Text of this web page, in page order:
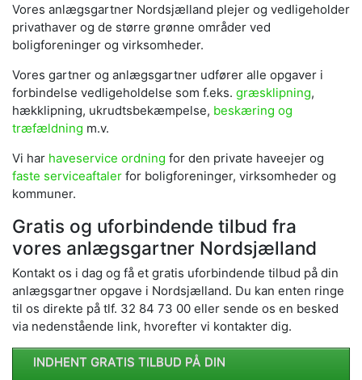
Vores anlægsgartner Nordsjælland plejer og vedligeholder
privathaver og de større grønne områder ved
boligforeninger og virksomheder.
Vores gartner og anlægsgartner udfører alle opgaver i
forbindelse vedligeholdelse som f.eks. græsklipning,
hækklipning, ukrudtsbekæmpelse, beskæring og
træfældning m.v.
Vi har haveservice ordning for den private haveejer og
faste serviceaftaler for boligforeninger, virksomheder og
kommuner.
Gratis og uforbindende tilbud fra
vores anlægsgartner Nordsjælland
Kontakt os i dag og få et gratis uforbindende tilbud på din
anlægsgartner opgave i Nordsjælland. Du kan enten ringe
til os direkte på tlf. 32 84 73 00 eller sende os en besked
via nedenstående link, hvorefter vi kontakter dig.
INDHENT GRATIS TILBUD PÅ DIN